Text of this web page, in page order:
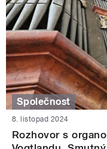
Společnost
8. listopad 2024
Rozhovor s